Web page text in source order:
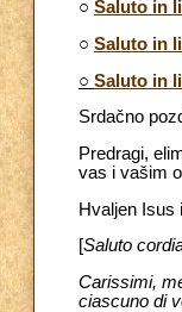
○ Saluto in
○ Saluto in
○ Saluto in
Srdačno
Predragi,
vas i vašim
Hvaljen Isus
[Saluto
Carissimi,
ciascuno di